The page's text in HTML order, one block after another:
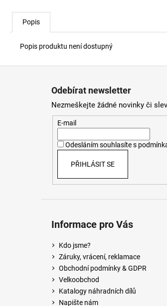
Popis
Popis produktu není dostupný
Odebírat newsletter
Nezmeškejte žádné novinky či
E-mail
Odesláním souhlasíte s
PŘIHLÁSIT SE
Informace pro Vás
Kdo jsme?
Záruky, vrácení, reklamace
Obchodní podmínky & GDPR
Velkoobchod
Katalogy náhradních dílů
Napište nám